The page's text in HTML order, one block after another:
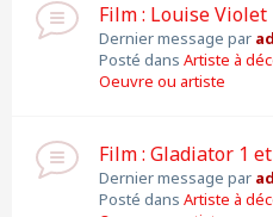
Film : Louise Violet
Dernier message par
Posté dans Artiste à
Oeuvre ou artiste
Film : Gladiator 1
Dernier message par
Posté dans Artiste à